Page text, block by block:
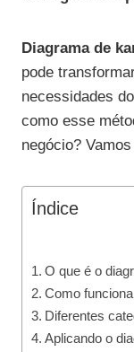
Diagrama de
pode
necessidades
como esse
negócio?
Índice
O que é o
Como
Diferentes
Aplicando o